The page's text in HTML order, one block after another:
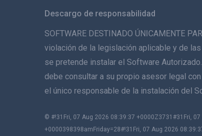
Descargo de responsabilidad
SOFTWARE DESTINADO ÚNICAMENTE
violación de la legislación aplicable y de
se pretende instalar el Software
debe consultar a su propio asesor legal
el único responsable de la instalación del
© #!31Fri, 07 Aug 2026 08:39:37 +0000Z3731#31Fri,
+0000398398amFriday=28#!31Fri, 07 Aug 2026